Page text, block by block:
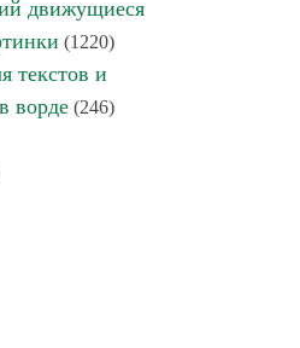
движущиеся
(1220)
текстов и
ворде(246)